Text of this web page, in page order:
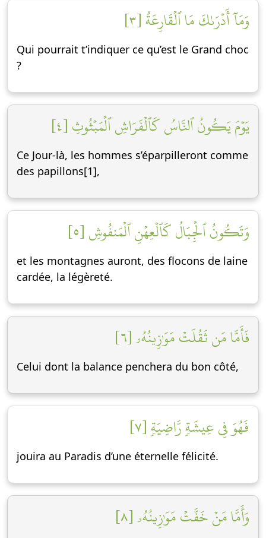
وَمَآ أَدۡرَىٰكَ مَا ٱلۡقَارِعَةُ [٣]
Qui pourrait t’indiquer ce qu’est le Grand choc
?
يَوۡمَ يَكُونُ ٱلنَّاسُ كَٱلۡفَرَاشِ ٱلۡمَبۡثُوثِ [٤]
Ce Jour-là, les hommes s’éparpilleront comme
des papillons[1],
وَتَكُونُ ٱلۡجِبَالُ كَٱلۡعِهۡنِ ٱلۡمَنفُوشِ [٥]
et les montagnes auront, des flocons de laine
cardée, la légèreté.
فَأَمَّا مَن ثَقُلَتۡ مَوَٰزِينُهُۥ [٦]
Celui dont la balance penchera du bon côté,
فَهُوَ فِي عِيشَةٖ رَّاضِيَةٖ [٧]
jouira au Paradis d’une éternelle félicité.
وَأَمَّا مَنۡ خَفَّتۡ مَوَٰزِينُهُۥ [٨]